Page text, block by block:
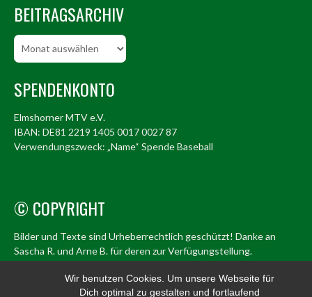
Wir benutzen Cookies. Um unsere Webseite für
Dich optimal zu gestalten und fortlaufend
BEITRAGSARCHIV
Beitragsarchiv
SPENDENKONTO
Elmshorner MTV e.V.
IBAN: DE81 2219 1405 0017 0027 87
Verwendungszweck: „Name“ Spende Baseball
© COPYRIGHT
Bilder und Texte sind Urheberrechtlich geschützt! Danke an
Sascha R. und Arne B. für deren zur Verfügungstellung.
© Elmshorn Alligators 1998 – 2026